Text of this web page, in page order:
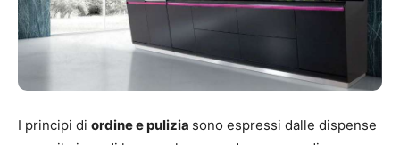
I principi di ordine e pulizia sono espressi dalle dispense